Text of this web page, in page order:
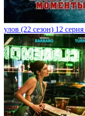
улов (22 сезон) 12 серия